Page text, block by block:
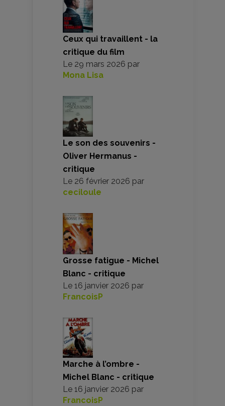
Ceux qui travaillent - la
critique du film
Le 29 mars 2026 par
Mona Lisa
Le son des souvenirs -
Oliver Hermanus -
critique
Le 26 février 2026 par
ceciloule
Grosse fatigue - Michel
Blanc - critique
Le 16 janvier 2026 par
FrancoisP
Marche à l’ombre -
Michel Blanc - critique
Le 16 janvier 2026 par
FrancoisP